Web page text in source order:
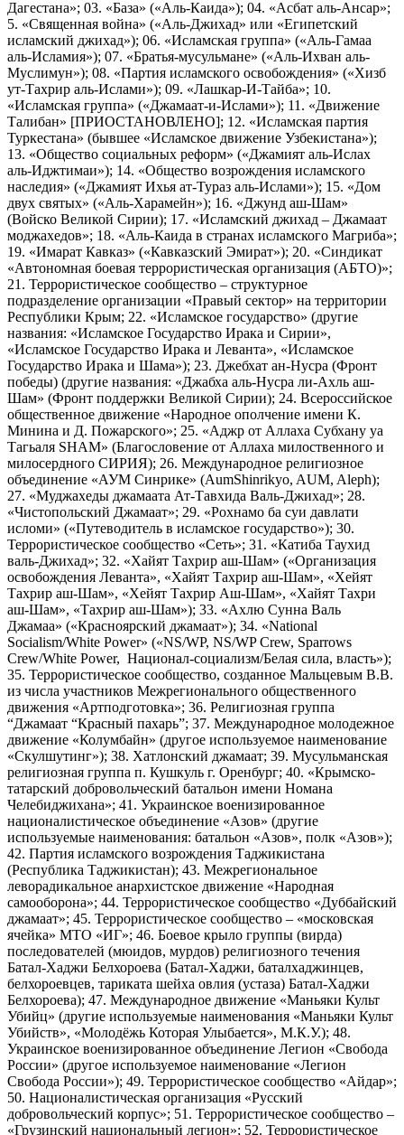
Дагестана»; 03. «База» («Аль-Каида»); 04. «Асбат аль-Ансар»;
5. «Священная война» («Аль-Джихад» или «Египетский
исламский джихад»); 06. «Исламская группа» («Аль-Гамаа
аль-Исламия»); 07. «Братья-мусульмане» («Аль-Ихван аль-
Муслимун»); 08. «Партия исламского освобождения» («Хизб
ут-Тахрир аль-Ислами»); 09. «Лашкар-И-Тайба»; 10.
«Исламская группа» («Джамаат-и-Ислами»); 11. «Движение
Талибан» [ПРИОСТАНОВЛЕНО]; 12. «Исламская партия
Туркестана» (бывшее «Исламское движение Узбекистана»);
13. «Общество социальных реформ» («Джамият аль-Ислах
аль-Иджтимаи»); 14. «Общество возрождения исламского
наследия» («Джамият Ихья ат-Тураз аль-Ислами»); 15. «Дом
двух святых» («Аль-Харамейн»); 16. «Джунд аш-Шам»
(Войско Великой Сирии); 17. «Исламский джихад – Джамаат
моджахедов»; 18. «Аль-Каида в странах исламского Магриба»;
19. «Имарат Кавказ» («Кавказский Эмират»); 20. «Синдикат
«Автономная боевая террористическая организация (АБТО)»;
21. Террористическое сообщество – структурное
подразделение организации «Правый сектор» на территории
Республики Крым; 22. «Исламское государство» (другие
названия: «Исламское Государство Ирака и Сирии»,
«Исламское Государство Ирака и Леванта», «Исламское
Государство Ирака и Шама»); 23. Джебхат ан-Нусра (Фронт
победы) (другие названия: «Джабха аль-Нусра ли-Ахль аш-
Шам» (Фронт поддержки Великой Сирии); 24. Всероссийское
общественное движение «Народное ополчение имени К.
Минина и Д. Пожарского»; 25. «Аджр от Аллаха Субхану уа
Тагьаля SHAM» (Благословение от Аллаха милоственного и
милосердного СИРИЯ); 26. Международное религиозное
объединение «АУМ Синрике» (AumShinrikyo, AUM, Aleph);
27. «Муджахеды джамаата Ат-Тавхида Валь-Джихад»; 28.
«Чистопольский Джамаат»; 29. «Рохнамо ба суи давлати
исломи» («Путеводитель в исламское государство»); 30.
Террористическое сообщество «Сеть»; 31. «Катиба Таухид
валь-Джихад»; 32. «Хайят Тахрир аш-Шам» («Организация
освобождения Леванта», «Хайят Тахрир аш-Шам», «Хейят
Тахрир аш-Шам», «Хейят Тахрир Аш-Шам», «Хайят Тахри
аш-Шам», «Тахрир аш-Шам»); 33. «Ахлю Сунна Валь
Джамаа» («Красноярский джамаат»); 34. «National
Socialism/White Power» («NS/WP, NS/WP Crew, Sparrows
Crew/White Power, Национал-социализм/Белая сила, власть»);
35. Террористическое сообщество, созданное Мальцевым В.В.
из числа участников Межрегионального общественного
движения «Артподготовка»; 36. Религиозная группа
“Джамаат “Красный пахарь”; 37. Международное молодежное
движение «Колумбайн» (другое используемое наименование
«Скулшутинг»); 38. Хатлонский джамаат; 39. Мусульманская
религиозная группа п. Кушкуль г. Оренбург; 40. «Крымско-
татарский добровольческий батальон имени Номана
Челебиджихана»; 41. Украинское военизированное
националистическое объединение «Азов» (другие
используемые наименования: батальон «Азов», полк «Азов»);
42. Партия исламского возрождения Таджикистана
(Республика Таджикистан); 43. Межрегиональное
леворадикальное анархистское движение «Народная
самооборона»; 44. Террористическое сообщество «Дуббайский
джамаат»; 45. Террористическое сообщество – «московская
ячейка» МТО «ИГ»; 46. Боевое крыло группы (вирда)
последователей (мюидов, мурдов) религиозного течения
Батал-Хаджи Белхороева (Батал-Хаджи, баталхаджинцев,
белхороевцев, тариката шейха овлия (устаза) Батал-Хаджи
Белхороева); 47. Международное движение «Маньяки Культ
Убийц» (другие используемые наименования «Маньяки Культ
Убийств», «Молодёжь Которая Улыбается», М.К.У.); 48.
Украинское военизированное объединение Легион «Свобода
России» (другое используемое наименование «Легион
Свобода России»); 49. Террористическое сообщество «Айдар»;
50. Националистическая организация «Русский
добровольческий корпус»; 51. Террористическое сообщество –
«Грузинский национальный легион»; 52. Террористическое